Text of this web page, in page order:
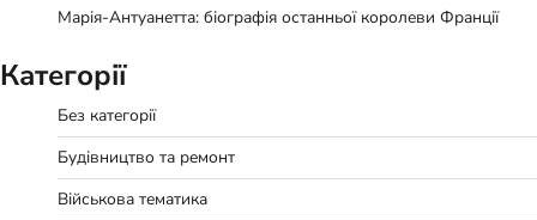
Марія-Антуанетта: біографія останньої королеви Франції
Категорії
Без категорії
Будівництво та ремонт
Військова тематика